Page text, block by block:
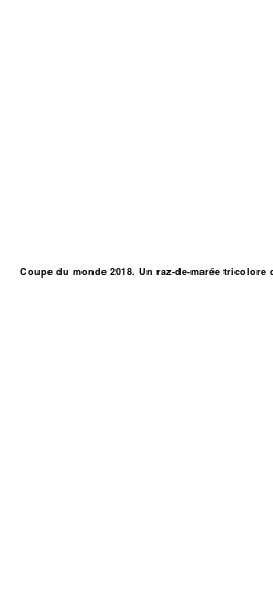
Coupe du monde 2018. Un raz-de-marée tricolore